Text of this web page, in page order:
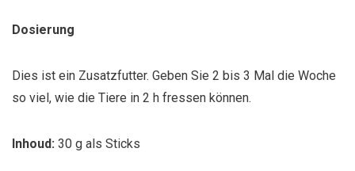
Dosierung
Dies ist ein Zusatzfutter. Geben Sie 2 bis 3 Mal die Woche
so viel, wie die Tiere in 2 h fressen können.
Inhoud: 30 g als Sticks